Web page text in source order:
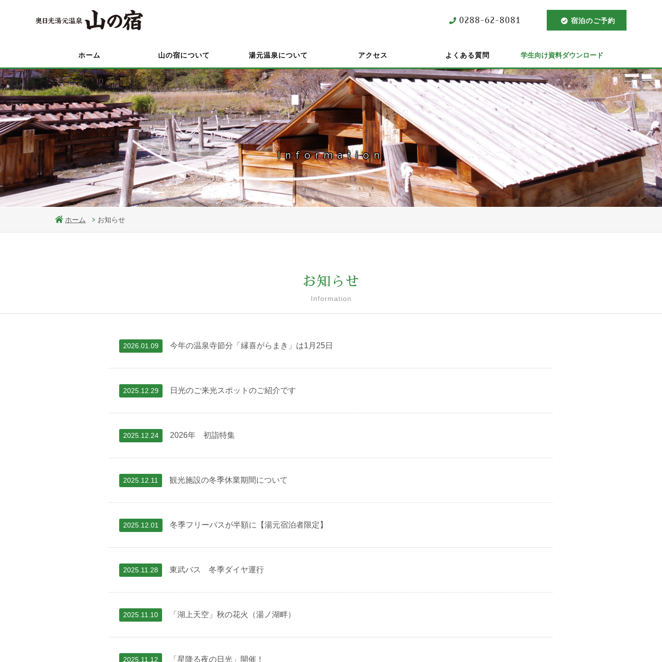
宿泊のご予約
0288-62-8081
ホーム 山の宿について 湯元温泉について アクセス よくある質問 学生向け資料ダウンロード
Information
ホーム お知らせ
お知らせ
Information
2026.01.09 今年の温泉寺節分「縁喜がらまき」は1月25日
2025.12.29 日光のご来光スポットのご紹介です
2025.12.24 2026年 初詣特集
2025.12.11 観光施設の冬季休業期間について
2025.12.01 冬季フリーパスが半額に【湯元宿泊者限定】
2025.11.28 東武バス 冬季ダイヤ運行
2025.11.10 「湖上天空」秋の花火（湯ノ湖畔）
2025.11.12 「星降る夜の日光」開催！